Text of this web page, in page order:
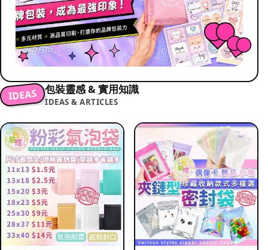
IDEAS 包裝靈感 & 實用知識
IDEAS & ARTICLES